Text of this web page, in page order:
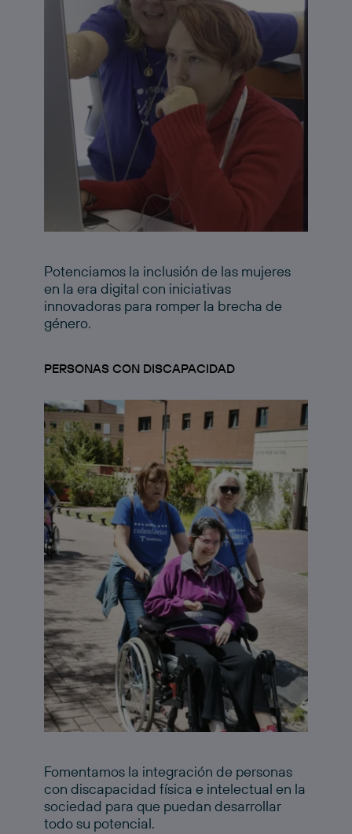
Potenciamos la inclusión de las mujeres
en la era digital con iniciativas
innovadoras para romper la brecha de
género.
PERSONAS CON DISCAPACIDAD
Fomentamos la integración de personas
con discapacidad física e intelectual en la
sociedad para que puedan desarrollar
todo su potencial.